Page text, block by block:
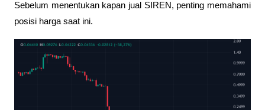
Sebelum menentukan kapan jual SIREN, penting memahami
posisi harga saat ini.